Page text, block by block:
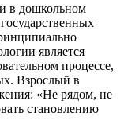
в дошкольном
является
процессе,
Взрослый в
«Не рядом, не
становлению